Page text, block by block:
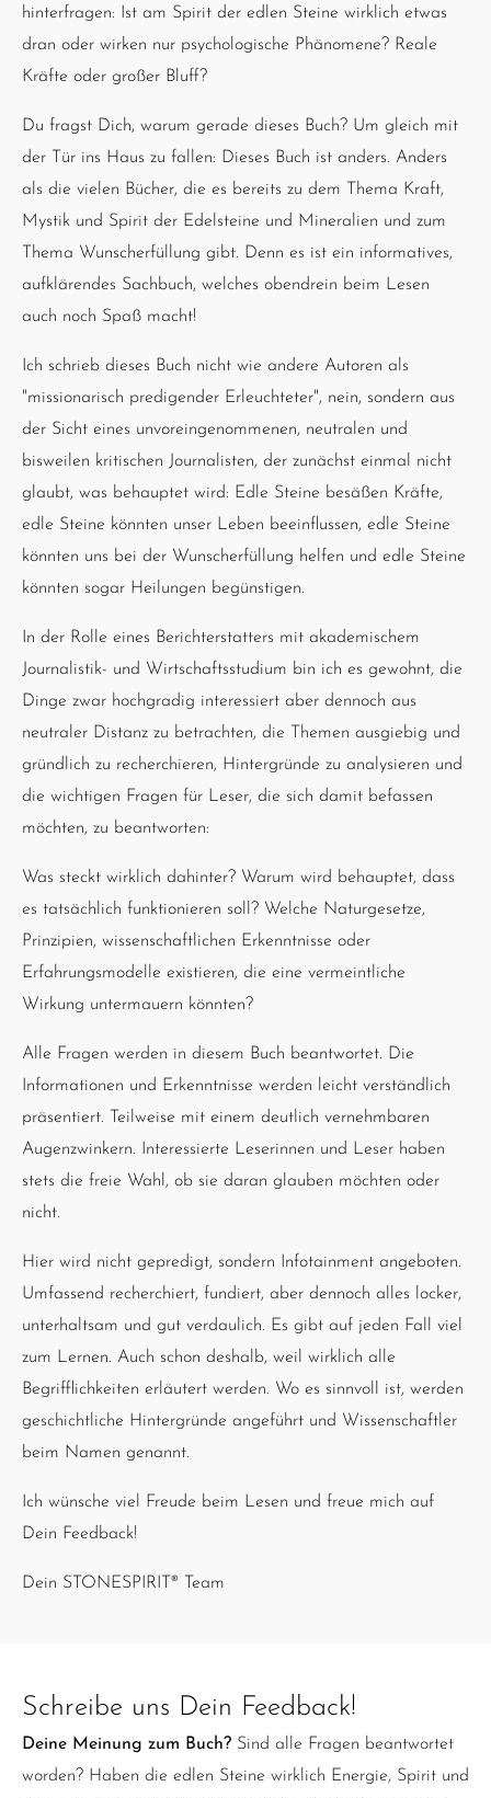
hinterfragen: Ist am Spirit der edlen Steine wirklich etwas
dran oder wirken nur psychologische Phänomene? Reale
Kräfte oder großer Bluff?
Du fragst Dich, warum gerade dieses Buch? Um gleich mit
der Tür ins Haus zu fallen: Dieses Buch ist anders. Anders
als die vielen Bücher, die es bereits zu dem Thema Kraft,
Mystik und Spirit der Edelsteine und Mineralien und zum
Thema Wunscherfüllung gibt. Denn es ist ein informatives,
aufklärendes Sachbuch, welches obendrein beim Lesen
auch noch Spaß macht!
Ich schrieb dieses Buch nicht wie andere Autoren als
"missionarisch predigender Erleuchteter", nein, sondern aus
der Sicht eines unvoreingenommenen, neutralen und
bisweilen kritischen Journalisten, der zunächst einmal nicht
glaubt, was behauptet wird: Edle Steine besäßen Kräfte,
edle Steine könnten unser Leben beeinflussen, edle Steine
könnten uns bei der Wunscherfüllung helfen und edle Steine
könnten sogar Heilungen begünstigen.
In der Rolle eines Berichterstatters mit akademischem
Journalistik- und Wirtschaftsstudium bin ich es gewohnt, die
Dinge zwar hochgradig interessiert aber dennoch aus
neutraler Distanz zu betrachten, die Themen ausgiebig und
gründlich zu recherchieren, Hintergründe zu analysieren und
die wichtigen Fragen für Leser, die sich damit befassen
möchten, zu beantworten:
Was steckt wirklich dahinter? Warum wird behauptet, dass
es tatsächlich funktionieren soll? Welche Naturgesetze,
Prinzipien, wissenschaftlichen Erkenntnisse oder
Erfahrungsmodelle existieren, die eine vermeintliche
Wirkung untermauern könnten?
Alle Fragen werden in diesem Buch beantwortet. Die
Informationen und Erkenntnisse werden leicht verständlich
präsentiert. Teilweise mit einem deutlich vernehmbaren
Augenzwinkern. Interessierte Leserinnen und Leser haben
stets die freie Wahl, ob sie daran glauben möchten oder
nicht.
Hier wird nicht gepredigt, sondern Infotainment angeboten.
Umfassend recherchiert, fundiert, aber dennoch alles locker,
unterhaltsam und gut verdaulich. Es gibt auf jeden Fall viel
zum Lernen. Auch schon deshalb, weil wirklich alle
Begrifflichkeiten erläutert werden. Wo es sinnvoll ist, werden
geschichtliche Hintergründe angeführt und Wissenschaftler
beim Namen genannt.
Ich wünsche viel Freude beim Lesen und freue mich auf
Dein Feedback!
Dein STONESPIRIT® Team
Schreibe uns Dein Feedback!
Deine Meinung zum Buch? Sind alle Fragen beantwortet
worden? Haben die edlen Steine wirklich Energie, Spirit und